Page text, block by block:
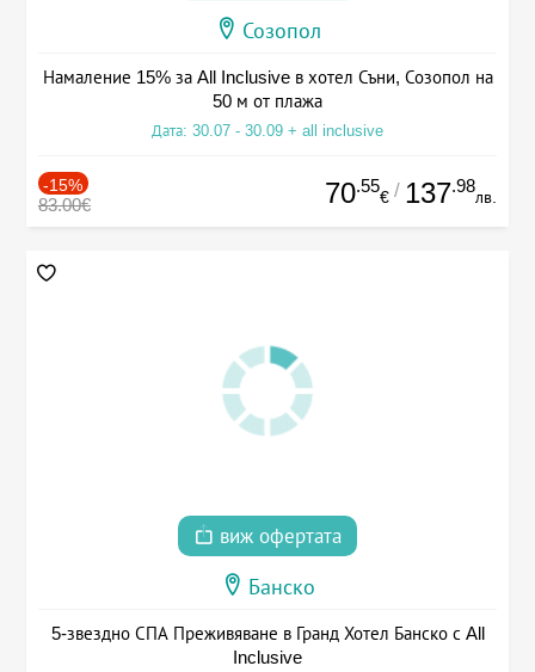
Созопол
Намаление 15% за All Inclusive в хотел Съни, Созопол на
50 м от плажа
Дата: 30.07 - 30.09 + all inclusive
-15%
83.00€ 70.55
€ / 137.98
лв.
виж офертата
Банско
5-звездно СПА Преживяване в Гранд Хотел Банско с All
Inclusive